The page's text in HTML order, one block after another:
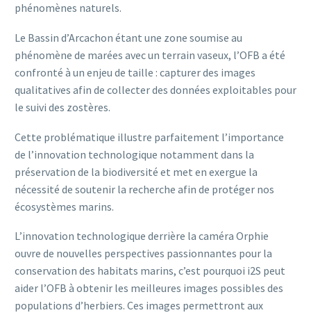
phénomènes naturels.
Le Bassin d’Arcachon étant une zone soumise au
phénomène de marées avec un terrain vaseux, l’OFB a été
confronté à un enjeu de taille : capturer des images
qualitatives afin de collecter des données exploitables pour
le suivi des zostères.
Cette problématique illustre parfaitement l’importance
de l’innovation technologique notamment dans la
préservation de la biodiversité et met en exergue la
nécessité de soutenir la recherche afin de protéger nos
écosystèmes marins.
L’innovation technologique derrière la caméra Orphie
ouvre de nouvelles perspectives passionnantes pour la
conservation des habitats marins, c’est pourquoi i2S peut
aider l’OFB à obtenir les meilleures images possibles des
populations d’herbiers. Ces images permettront aux